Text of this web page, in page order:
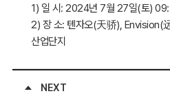
1) 일 시: 2024년 7월 27일(토)
2) 장 소: 톈자오(天骄), Envision(
산업단지
NEXT